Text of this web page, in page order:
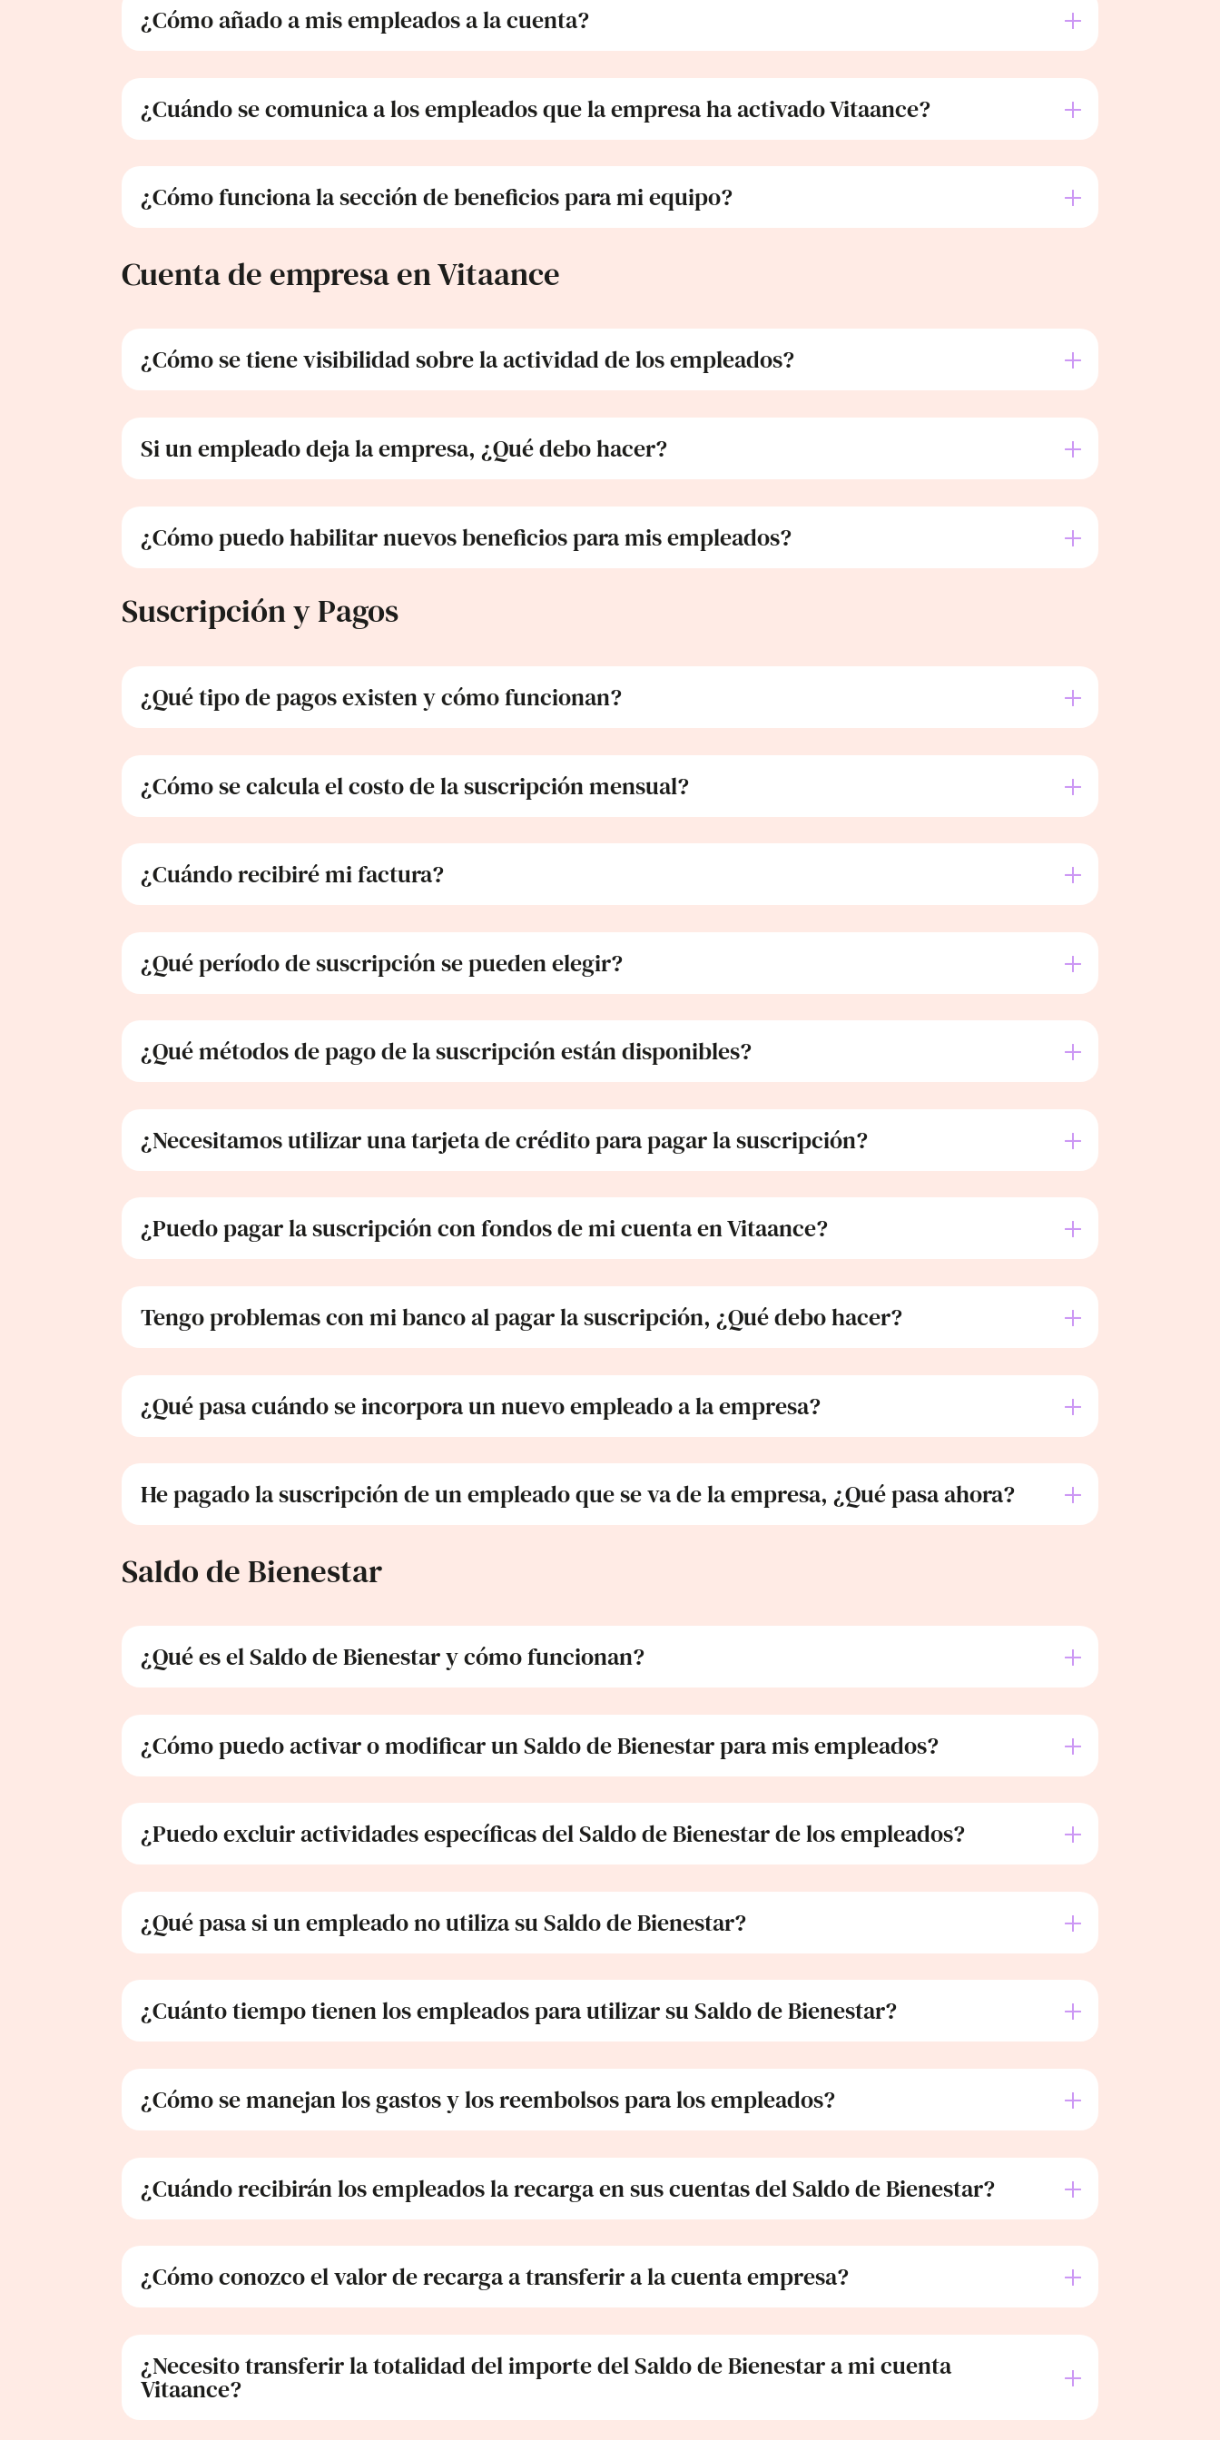
¿Cómo añado a mis empleados a la cuenta?
¿Cuándo se comunica a los empleados que la empresa ha activado Vitaance?
¿Cómo funciona la sección de beneficios para mi equipo?
Cuenta de empresa en Vitaance
¿Cómo se tiene visibilidad sobre la actividad de los empleados?
Si un empleado deja la empresa, ¿Qué debo hacer?
¿Cómo puedo habilitar nuevos beneficios para mis empleados?
Suscripción y Pagos
¿Qué tipo de pagos existen y cómo funcionan?
¿Cómo se calcula el costo de la suscripción mensual?
¿Cuándo recibiré mi factura?
¿Qué período de suscripción se pueden elegir?
¿Qué métodos de pago de la suscripción están disponibles?
¿Necesitamos utilizar una tarjeta de crédito para pagar la suscripción?
¿Puedo pagar la suscripción con fondos de mi cuenta en Vitaance?
Tengo problemas con mi banco al pagar la suscripción, ¿Qué debo hacer?
¿Qué pasa cuándo se incorpora un nuevo empleado a la empresa?
He pagado la suscripción de un empleado que se va de la empresa, ¿Qué pasa ahora?
Saldo de Bienestar
¿Qué es el Saldo de Bienestar y cómo funcionan?
¿Cómo puedo activar o modificar un Saldo de Bienestar para mis empleados?
¿Puedo excluir actividades específicas del Saldo de Bienestar de los empleados?
¿Qué pasa si un empleado no utiliza su Saldo de Bienestar?
¿Cuánto tiempo tienen los empleados para utilizar su Saldo de Bienestar?
¿Cómo se manejan los gastos y los reembolsos para los empleados?
¿Cuándo recibirán los empleados la recarga en sus cuentas del Saldo de Bienestar?
¿Cómo conozco el valor de recarga a transferir a la cuenta empresa?
¿Necesito transferir la totalidad del importe del Saldo de Bienestar a mi cuenta
Vitaance?